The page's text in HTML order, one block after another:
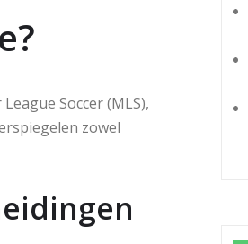
Soccer (MLS),
zowel